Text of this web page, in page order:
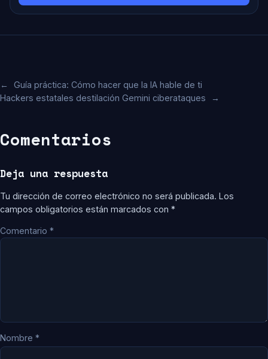
←
Guía práctica: Cómo hacer que la IA hable de ti
Hackers estatales destilación Gemini ciberataques
→
Comentarios
Deja una respuesta
Tu dirección de correo electrónico no será publicada. Los
campos obligatorios están marcados con *
Comentario *
Nombre *